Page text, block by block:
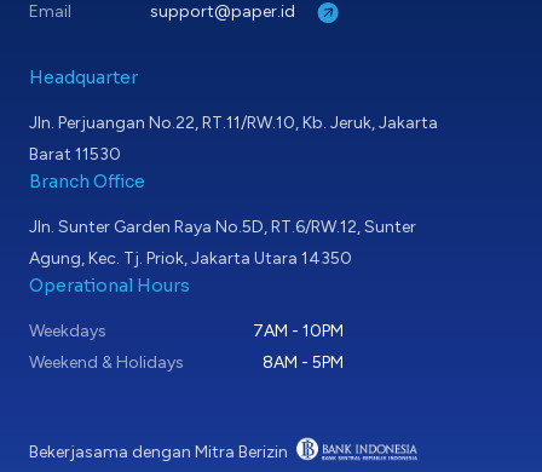
Email
support@paper.id
Headquarter
Jln. Perjuangan No.22, RT.11/RW.10, Kb. Jeruk, Jakarta
Barat 11530
Branch Office
Jln. Sunter Garden Raya No.5D, RT.6/RW.12, Sunter
Agung, Kec. Tj. Priok, Jakarta Utara 14350
Operational Hours
Weekdays
7AM - 10PM
Weekend & Holidays
8AM - 5PM
Bekerjasama dengan Mitra Berizin